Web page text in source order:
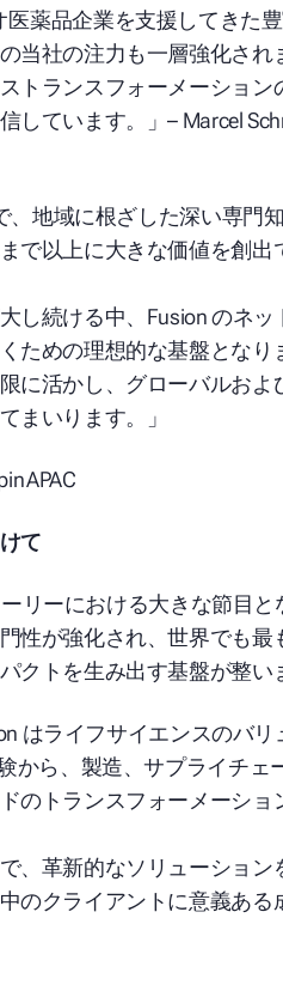
医薬品企業を支援してきた
当社の注力も一層強化され
トランスフォーメーション
しています。」– Marcel
、地域に根ざした深い専門
で以上に大きな価値を創出
し続ける中、Fusion のネ
ための理想的な基盤となり
に活かし、グローバルおよ
まいります。」
APAC
て
リーにおける大きな節目と
性が強化され、世界でも最
クトを生み出す基盤が整い
はライフサイエンスのバ
から、製造、サプライチェ
のトランスフォーメーショ
、革新的なソリューション
のクライアントに意義ある